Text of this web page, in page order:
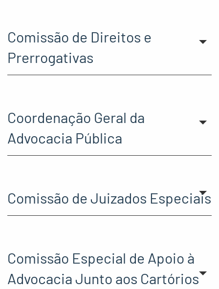
Comissão de Direitos e
Prerrogativas
Coordenação Geral da
Advocacia Pública
Comissão de Juizados Especiais
Comissão Especial de Apoio à
Advocacia Junto aos Cartórios